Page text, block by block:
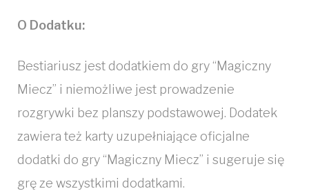
O Dodatku:
Bestiariusz jest dodatkiem do gry “Magiczny
Miecz” i niemożliwe jest prowadzenie
rozgrywki bez planszy podstawowej. Dodatek
zawiera też karty uzupełniające oficjalne
dodatki do gry “Magiczny Miecz” i sugeruje się
grę ze wszystkimi dodatkami.